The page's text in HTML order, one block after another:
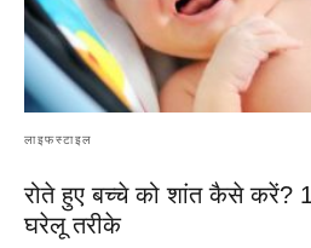
लाइफस्टाइल
रोते हुए बच्चे को शांत कैसे करें?
घरेलू तरीके